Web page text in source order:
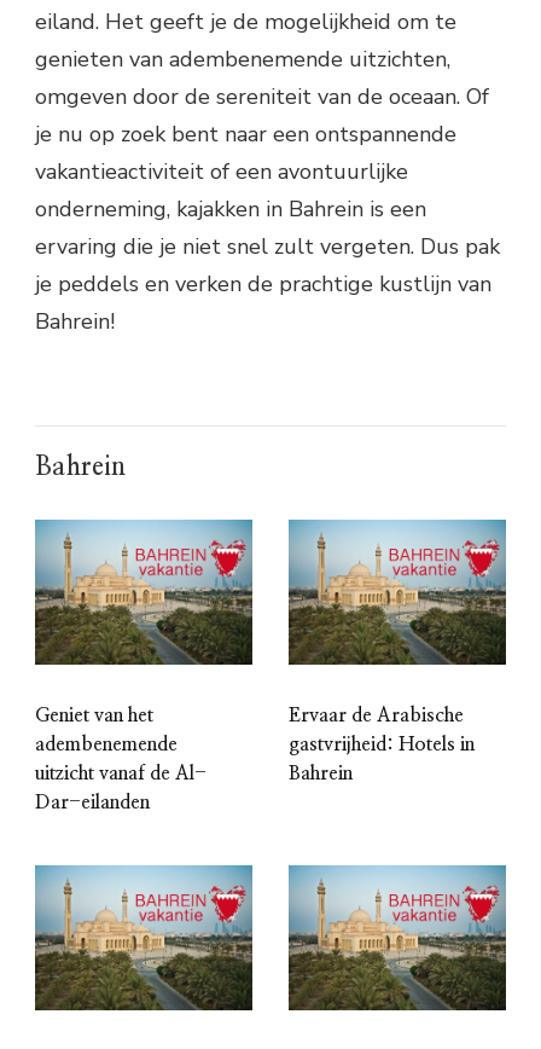
eiland. Het geeft je de mogelijkheid om te
genieten van adembenemende uitzichten,
omgeven door de sereniteit van de oceaan. Of
je nu op zoek bent naar een ontspannende
vakantieactiviteit of een avontuurlijke
onderneming, kajakken in Bahrein is een
ervaring die je niet snel zult vergeten. Dus pak
je peddels en verken de prachtige kustlijn van
Bahrein!
Bahrein
Geniet van het
adembenemende
uitzicht vanaf de Al-
Dar-eilanden
Ervaar de Arabische
gastvrijheid: Hotels in
Bahrein